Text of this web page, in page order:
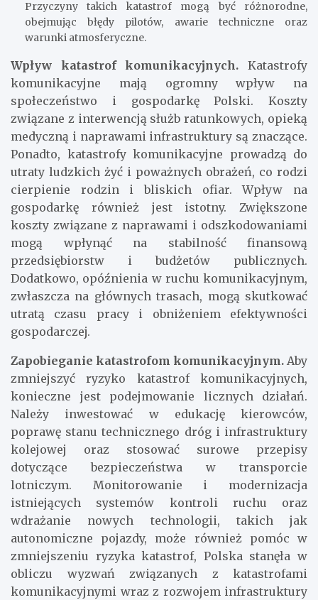
Przyczyny takich katastrof mogą być różnorodne,
obejmując błędy pilotów, awarie techniczne oraz
warunki atmosferyczne.
Wpływ katastrof komunikacyjnych. Katastrofy
komunikacyjne mają ogromny wpływ na
społeczeństwo i gospodarkę Polski. Koszty
związane z interwencją służb ratunkowych, opieką
medyczną i naprawami infrastruktury są znaczące.
Ponadto, katastrofy komunikacyjne prowadzą do
utraty ludzkich żyć i poważnych obrażeń, co rodzi
cierpienie rodzin i bliskich ofiar. Wpływ na
gospodarkę również jest istotny. Zwiększone
koszty związane z naprawami i odszkodowaniami
mogą wpłynąć na stabilność finansową
przedsiębiorstw i budżetów publicznych.
Dodatkowo, opóźnienia w ruchu komunikacyjnym,
zwłaszcza na głównych trasach, mogą skutkować
utratą czasu pracy i obniżeniem efektywności
gospodarczej.
Zapobieganie katastrofom komunikacyjnym. Aby
zmniejszyć ryzyko katastrof komunikacyjnych,
konieczne jest podejmowanie licznych działań.
Należy inwestować w edukację kierowców,
poprawę stanu technicznego dróg i infrastruktury
kolejowej oraz stosować surowe przepisy
dotyczące bezpieczeństwa w transporcie
lotniczym. Monitorowanie i modernizacja
istniejących systemów kontroli ruchu oraz
wdrażanie nowych technologii, takich jak
autonomiczne pojazdy, może również pomóc w
zmniejszeniu ryzyka katastrof, Polska stanęła w
obliczu wyzwań związanych z katastrofami
komunikacyjnymi wraz z rozwojem infrastruktury